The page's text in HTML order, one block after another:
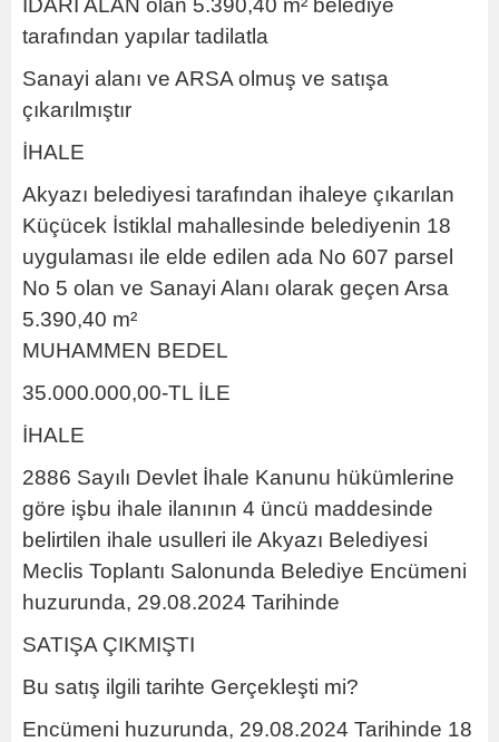
İDARİ ALAN olan 5.390,40 m² belediye
tarafından yapılar tadilatla
Sanayi alanı ve ARSA olmuş ve satışa
çıkarılmıştır
İHALE
Akyazı belediyesi tarafından ihaleye çıkarılan
Küçücek İstiklal mahallesinde belediyenin 18
uygulaması ile elde edilen ada No 607 parsel
No 5 olan ve Sanayi Alanı olarak geçen Arsa
5.390,40 m²
MUHAMMEN BEDEL
35.000.000,00-TL İLE
İHALE
2886 Sayılı Devlet İhale Kanunu hükümlerine
göre işbu ihale ilanının 4 üncü maddesinde
belirtilen ihale usulleri ile Akyazı Belediyesi
Meclis Toplantı Salonunda Belediye Encümeni
huzurunda, 29.08.2024 Tarihinde
SATIŞA ÇIKMIŞTI
Bu satış ilgili tarihte Gerçekleşti mi?
Encümeni huzurunda, 29.08.2024 Tarihinde 18